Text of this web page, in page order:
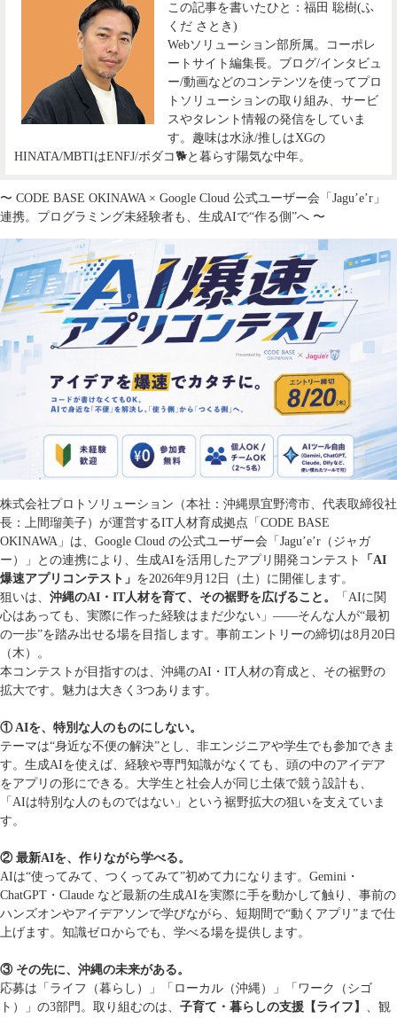
この記事を書いたひと：福田 聡樹(ふ
くだ さとき)
Webソリューション部所属。コーポレ
ートサイト編集長。ブログ/インタビュ
ー/動画などのコンテンツを使ってプロ
トソリューションの取り組み、サービ
スやタレント情報の発信をしていま
す。趣味は水泳/推しはXGの
HINATA/MBTIはENFJ/ボダコ🐕と暮らす陽気な中年。
〜 CODE BASE OKINAWA × Google Cloud 公式ユーザー会「Jagu’e’r」
連携。プログラミング未経験者も、生成AIで“作る側”へ 〜
株式会社プロトソリューション（本社：沖縄県宜野湾市、代表取締役社
長：上間瑠美子）が運営するIT人材育成拠点「CODE BASE
OKINAWA」は、Google Cloud の公式ユーザー会「Jagu’e’r（ジャガ
ー）」との連携により、生成AIを活用したアプリ開発コンテスト
「AI
爆速アプリコンテスト」 を2026年9月12日（土）に開催します。
狙いは、 沖縄のAI・IT人材を育て、その裾野を広げること。
「AIに関
心はあっても、実際に作った経験はまだ少ない」——そんな人が“最初
の一歩”を踏み出せる場を目指します。事前エントリーの締切は8月20日
（木）。
本コンテストが目指すのは、沖縄のAI・IT人材の育成と、その裾野の
拡大です。魅力は大きく3つあります。
① AIを、特別な人のものにしない。
テーマは“身近な不便の解決”とし、非エンジニアや学生でも参加できま
す。生成AIを使えば、経験や専門知識がなくても、頭の中のアイデア
をアプリの形にできる。大学生と社会人が同じ土俵で競う設計も、
「AIは特別な人のものではない」という裾野拡大の狙いを支えていま
す。
② 最新AIを、作りながら学べる。
AIは“使ってみて、つくってみて”初めて力になります。Gemini・
ChatGPT・Claude など最新の生成AIを実際に手を動かして触り、事前の
ハンズオンやアイデアソンで学びながら、短期間で“動くアプリ”まで仕
上げます。知識ゼロからでも、学べる場を提供します。
③ その先に、沖縄の未来がある。
応募は「ライフ（暮らし）」「ローカル（沖縄）」「ワーク（シゴ
ト）」の3部門。取り組むのは、 子育て・暮らしの支援【ライフ】 、観